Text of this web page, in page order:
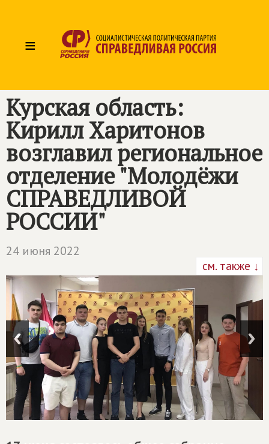
≡
Курская область:
Кирилл Харитонов
возглавил региональное
отделение "Молодёжи
СПРАВЕДЛИВОЙ
РОССИИ"
24 июня 2022
см. также ↓